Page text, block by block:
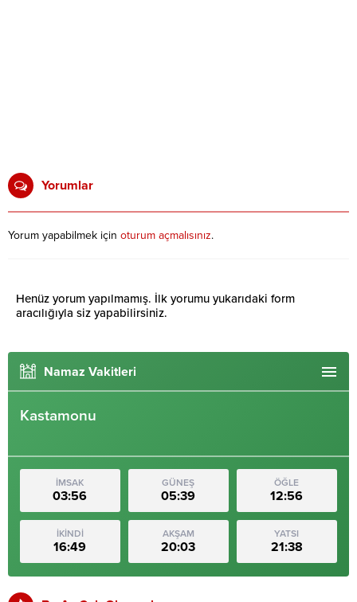
Yorumlar
Yorum yapabilmek için oturum açmalısınız.
Henüz yorum yapılmamış. İlk yorumu yukarıdaki form
aracılığıyla siz yapabilirsiniz.
Namaz Vakitleri
Kastamonu
İMSAK
03:56
GÜNEŞ
05:39
ÖĞLE
12:56
İKİNDİ
16:49
AKŞAM
20:03
YATSI
21:38